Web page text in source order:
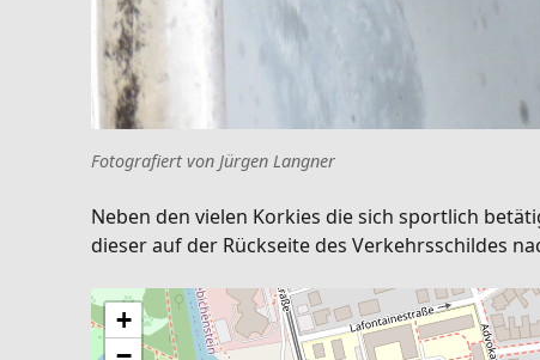
Fotografiert von Jürgen Langner
Neben den vielen Korkies die sich sportlich
dieser auf der Rückseite des Verkehrsschildes
+